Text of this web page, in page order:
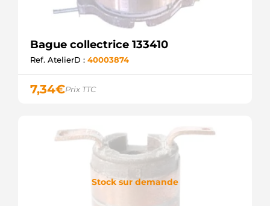
Bague collectrice 133410
Ref. AtelierD : 40003874
7,34€Prix TTC
Stock sur demande